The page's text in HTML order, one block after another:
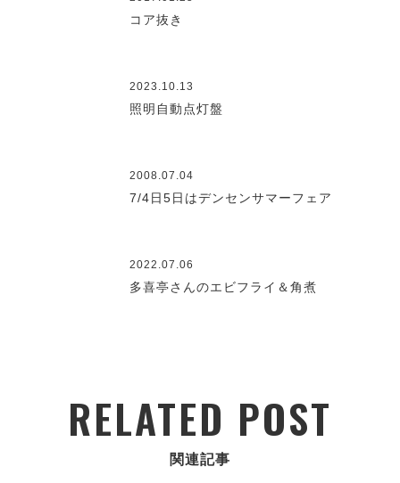
コア抜き
2023.10.13
照明自動点灯盤
2008.07.04
7/4日5日はデンセンサマーフェア
2022.07.06
多喜亭さんのエビフライ＆角煮
RELATED POST
関連記事